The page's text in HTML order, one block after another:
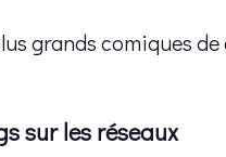
grands comiques de
sur les réseaux